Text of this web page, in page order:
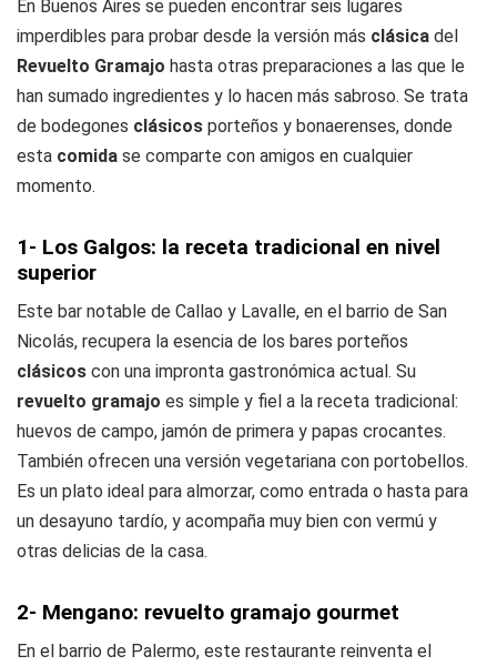
En Buenos Aires se pueden encontrar seis lugares
imperdibles para probar desde la versión más clásica del
Revuelto Gramajo hasta otras preparaciones a las que le
han sumado ingredientes y lo hacen más sabroso. Se trata
de bodegones clásicos porteños y bonaerenses, donde
esta comida se comparte con amigos en cualquier
momento.
1- Los Galgos: la receta tradicional en nivel
superior
Este bar notable de Callao y Lavalle, en el barrio de San
Nicolás, recupera la esencia de los bares porteños
clásicos con una impronta gastronómica actual. Su
revuelto gramajo es simple y fiel a la receta tradicional:
huevos de campo, jamón de primera y papas crocantes.
También ofrecen una versión vegetariana con portobellos.
Es un plato ideal para almorzar, como entrada o hasta para
un desayuno tardío, y acompaña muy bien con vermú y
otras delicias de la casa.
2- Mengano: revuelto gramajo gourmet
En el barrio de Palermo, este restaurante reinventa el